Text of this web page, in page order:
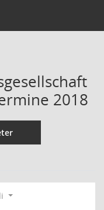
2018